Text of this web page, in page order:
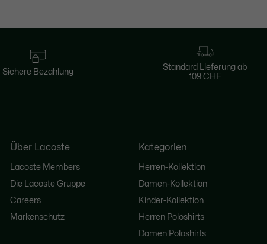
Sichere Bezahlung
Standard Lieferung ab
109 CHF
Über Lacoste
Lacoste Members
Die Lacoste Gruppe
Careers
Markenschutz
Kategorien
Herren-Kollektion
Damen-Kollektion
Kinder-Kollektion
Herren Poloshirts
Damen Poloshirts